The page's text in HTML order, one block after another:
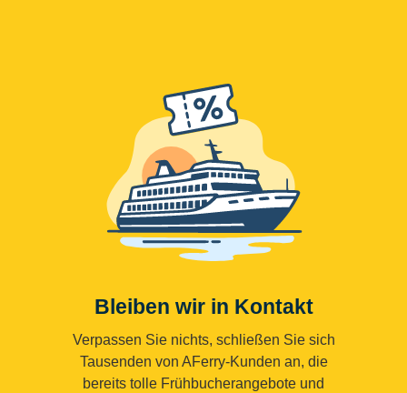
Bleiben wir in Kontakt
Verpassen Sie nichts, schließen Sie sich
Tausenden von AFerry-Kunden an, die
bereits tolle Frühbucherangebote und